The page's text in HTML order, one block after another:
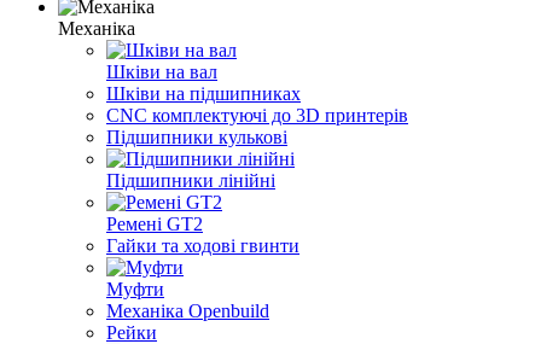
Механіка
Шківи на вал
Шківи на підшипниках
CNC комплектуючі до 3D принтерів
Підшипники кулькові
Підшипники лінійні
Ремені GT2
Гайки та ходові гвинти
Муфти
Механіка Openbuild
Рейки